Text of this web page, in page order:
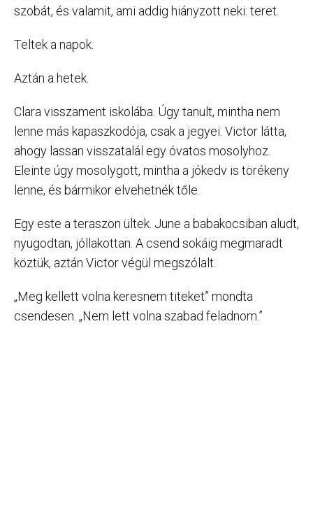
szobát, és valamit, ami addig hiányzott neki: teret.
Teltek a napok.
Aztán a hetek.
Clara visszament iskolába. Úgy tanult, mintha nem
lenne más kapaszkodója, csak a jegyei. Victor látta,
ahogy lassan visszatalál egy óvatos mosolyhoz.
Eleinte úgy mosolygott, mintha a jókedv is törékeny
lenne, és bármikor elvehetnék tőle.
Egy este a teraszon ültek. June a babakocsiban aludt,
nyugodtan, jóllakottan. A csend sokáig megmaradt
köztük, aztán Victor végül megszólalt.
„Meg kellett volna keresnem titeket” mondta
csendesen. „Nem lett volna szabad feladnom.”